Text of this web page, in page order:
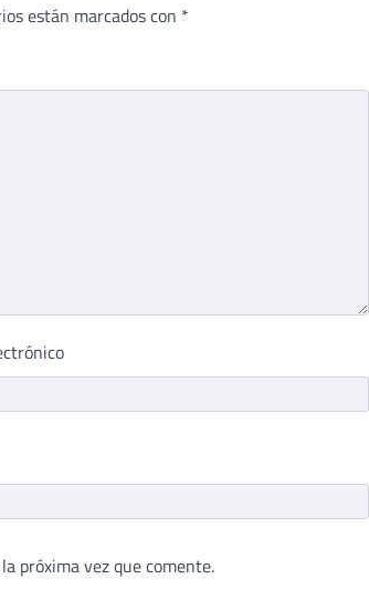
están marcados con *
próxima vez que comente.